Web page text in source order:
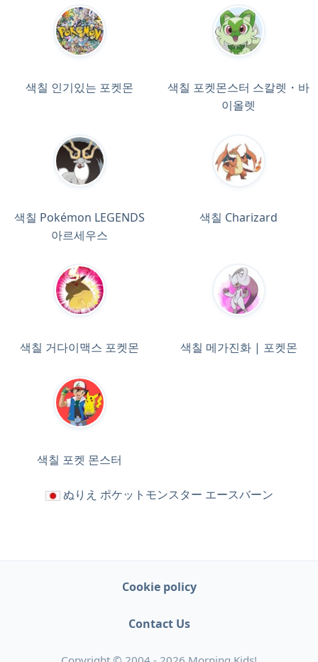
색칠 인기있는 포켓몬
색칠 포켓몬스터 스칼렛・바
이올렛
색칠 Pokémon LEGENDS
아르세우스
색칠 Charizard
색칠 거다이맥스 포켓몬 색칠 메가진화 | 포켓몬
색칠 포켓 몬스터
ぬりえ ポケットモンスター エースバーン
Cookie policy
Contact Us